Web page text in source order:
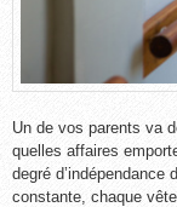
Un de vos parents va
quelles affaires
degré
constante, chaque